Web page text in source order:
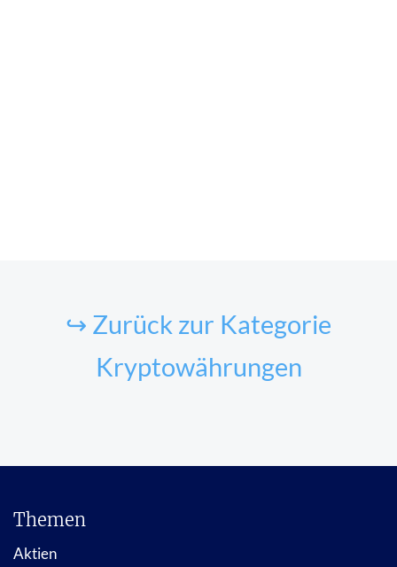
↪ Zurück zur Kategorie
Kryptowährungen
Themen
Aktien